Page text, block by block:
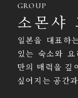
GROUP
소몬샤
일본을 대표하
있는 숙소와
만의 매력을 깊
싶어지는 공간